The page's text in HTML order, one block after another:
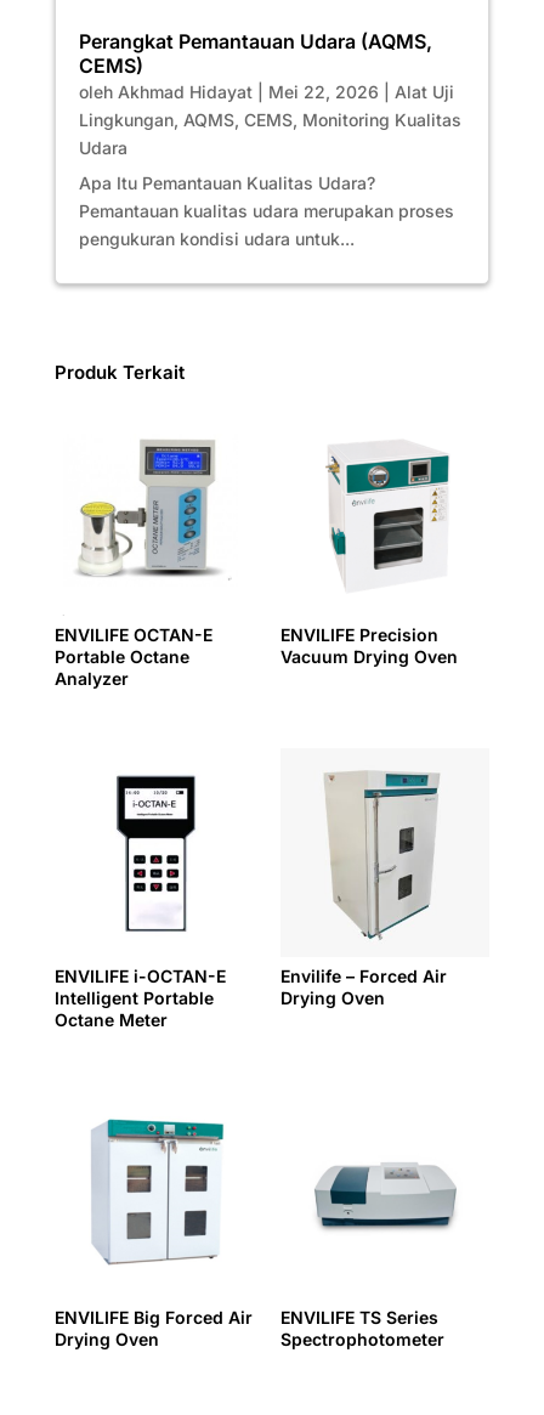
Perangkat Pemantauan Udara (AQMS,
CEMS)
oleh Akhmad Hidayat| Mei 22, 2026
Alat Uji
Lingkungan, AQMS, CEMS, Monitoring Kualitas
Udara
Apa Itu Pemantauan Kualitas Udara?
Pemantauan kualitas udara merupakan proses
pengukuran kondisi udara untuk...
Produk Terkait
ENVILIFE OCTAN-E
Portable Octane
Analyzer
ENVILIFE Precision
Vacuum Drying Oven
ENVILIFE i-OCTAN-E
Intelligent Portable
Octane Meter
Envilife – Forced Air
Drying Oven
ENVILIFE Big Forced Air
Drying Oven
ENVILIFE TS Series
Spectrophotometer